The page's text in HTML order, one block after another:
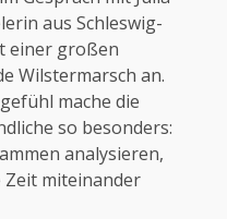
aus Schleswig-
einer großen
Wilstermarsch an.
mache die
so besonders:
analysieren,
miteinander